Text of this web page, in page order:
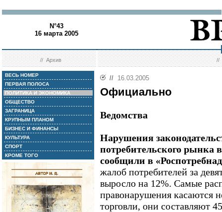
N°43
16 марта 2005
//Архив //
ВЕСЬ НОМЕР
ПЕРВАЯ ПОЛОСА
ПОЛИТИКА И ЭКОНОМИКА
ОБЩЕСТВО
ЗАГРАНИЦА
КРУПНЫМ ПЛАНОМ
БИЗНЕС И ФИНАНСЫ
КУЛЬТУРА
СПОРТ
КРОМЕ ТОГО
// 16.03.2005
Официально
Ведомства
Нарушения
потребительского рынка
сообщили в
жалоб потребителей за
выросло на 12%. Самые
правонарушения касаются
торговли, они составляют